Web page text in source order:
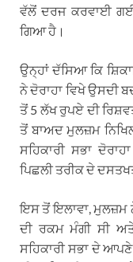
ਵੱਲੋਂ ਦਰਜ ਕਰਵਾਈ ਗਈ
ਗਿਆ ਹੈ।
ਉਨ੍ਹਾਂ ਦੱਸਿਆ ਕਿ
ਨੇ ਦੋਰਾਹਾ ਵਿਖੇ ਉਸਦੀ
ਤੋਂ 5 ਲੱਖ ਰੁਪਏ ਦੀ
ਤੋਂ ਬਾਅਦ ਮੁਲਜ਼ਮ
ਸਹਿਕਾਰੀ ਸਭਾ
ਪਿਛਲੀ ਤਰੀਕ ਦੇ
ਇਸ ਤੋਂ ਇਲਾਵਾ, ਮੁਲਜ਼ਮ
ਦੀ ਰਕਮ ਮੰਗੀ ਸੀ
ਸਹਿਕਾਰੀ ਸਭਾ ਦੇ